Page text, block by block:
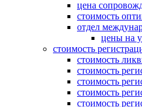
цена
стоимость
отдел
цены на
стоимость
стоимость
стоимость
стоимость
стоимость
стоимость